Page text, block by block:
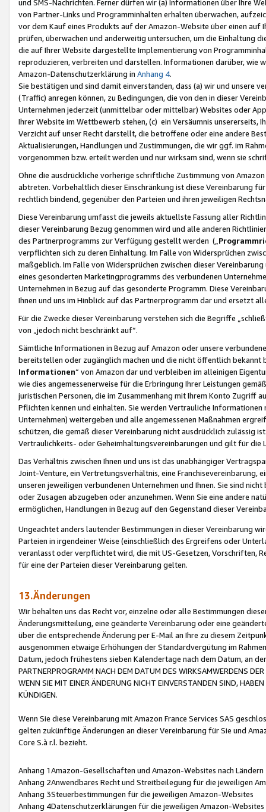
und SMS-Nachrichten. Ferner dürfen wir (a) Informationen über Ihre
von Partner-Links und Programminhalten erhalten überwachen,
vor dem Kauf eines Produkts auf der Amazon-Website über einen
prüfen, überwachen und anderweitig untersuchen, um die Einhaltung
die auf Ihrer Website dargestellte Implementierung von
reproduzieren, verbreiten und darstellen. Informationen darüber, wie
Amazon-Datenschutzerklärung in Anhang 4.
Sie bestätigen und sind damit einverstanden, dass (a) wir und
(Traffic) anregen können, zu Bedingungen, die von den in dieser
Unternehmen jederzeit (unmittelbar oder mittelbar) Websites oder
Ihrer Website im Wettbewerb stehen, (c) ein Versäumnis unsererseits,
Verzicht auf unser Recht darstellt, die betroffene oder eine andere
Aktualisierungen, Handlungen und Zustimmungen, die wir ggf. im
vorgenommen bzw. erteilt werden und nur wirksam sind, wenn sie
Ohne die ausdrückliche vorherige schriftliche Zustimmung von
abtreten. Vorbehaltlich dieser Einschränkung ist diese Vereinbarung
rechtlich bindend, gegenüber den Parteien und ihren jeweiligen
Diese Vereinbarung umfasst die jeweils aktuellste Fassung aller
dieser Vereinbarung Bezug genommen wird und alle anderen
des Partnerprogramms zur Verfügung gestellt werden („
verpflichten sich zu deren Einhaltung. Im Falle von Widersprüchen
maßgeblich. Im Falle von Widersprüchen zwischen dieser
eines gesonderten Marketingprogramms des verbundenen
Unternehmen in Bezug auf das gesonderte Programm. Diese
Ihnen und uns im Hinblick auf das Partnerprogramm dar und ersetzt
Für die Zwecke dieser Vereinbarung verstehen sich die Begriffe
von „jedoch nicht beschränkt auf“.
Sämtliche Informationen in Bezug auf Amazon oder unsere
bereitstellen oder zugänglich machen und die nicht öffentlich
Informationen“ von Amazon dar und verbleiben im alleinigen
wie dies angemessenerweise für die Erbringung Ihrer Leistungen
juristischen Personen, die im Zusammenhang mit Ihrem Konto
Pflichten kennen und einhalten. Sie werden Vertrauliche
Unternehmen) weitergeben und alle angemessenen Maßnahmen
schützen, die gemäß dieser Vereinbarung nicht ausdrücklich zulässig
Vertraulichkeits- oder Geheimhaltungsvereinbarungen und gilt für die
Das Verhältnis zwischen Ihnen und uns ist das unabhängiger
Joint-Venture, ein Vertretungsverhältnis, eine Franchisevereinbarung,
unseren jeweiligen verbundenen Unternehmen und Ihnen. Sie sind
oder Zusagen abzugeben oder anzunehmen. Wenn Sie eine andere
ermöglichen, Handlungen in Bezug auf den Gegenstand dieser
Ungeachtet anders lautender Bestimmungen in dieser Vereinbarung
Parteien in irgendeiner Weise (einschließlich des Ergreifens oder
veranlasst oder verpflichtet wird, die mit US-Gesetzen, Vorschriften,
für eine der Parteien dieser Vereinbarung gelten.
13.Änderungen
Wir behalten uns das Recht vor, einzelne oder alle Bestimmungen
Änderungsmitteilung, eine geänderte Vereinbarung oder eine
über die entsprechende Änderung per E-Mail an Ihre zu diesem
ausgenommen etwaige Erhöhungen der Standardvergütung im
Datum, jedoch frühestens sieben Kalendertage nach dem Datum, an
PARTNERPROGRAMM NACH DEM DATUM DES WIRKSAMWERDENS
WENN SIE MIT EINER ÄNDERUNG NICHT EINVERSTANDEN SIND,
KÜNDIGEN.
Wenn Sie diese Vereinbarung mit Amazon France Services SAS
gelten zukünftige Änderungen an dieser Vereinbarung für Sie und
Core S.à r.l. bezieht.
Anhang 1Amazon-Gesellschaften und Amazon-Websites nach Ländern
Anhang 2Anwendbares Recht und Streitbeilegung für die jeweiligen
Anhang 3Steuerbestimmungen für die jeweiligen Amazon-Websites
Anhang 4Datenschutzerklärungen für die jeweiligen Amazon-Websites